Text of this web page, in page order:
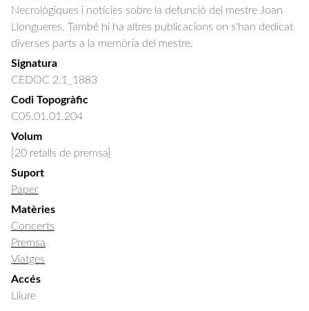
Necrològiques i notícies sobre la defunció del mestre Joan
Llongueres. També hi ha altres publicacions on s'han dedicat
diverses parts a la memòria del mestre.
Signatura
CEDOC 2.1_1883
Codi Topogràfic
C05.01.01.204
Volum
[20 retalls de premsa]
Suport
Paper
Matèries
Concerts
Premsa
Viatges
Accés
Lliure